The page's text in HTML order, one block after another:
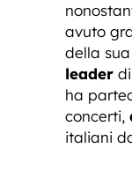
avuto
della
leader
ha
concerti,
italiani